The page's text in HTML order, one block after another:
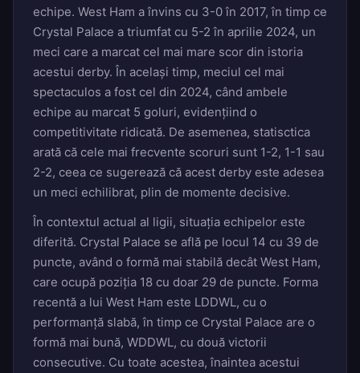
echipe. West Ham a învins cu 3-0 în 2017, în timp ce
Crystal Palace a triumfat cu 5-2 în aprilie 2024, un
meci care a marcat cel mai mare scor din istoria
acestui derby. În același timp, meciul cel mai
spectaculos a fost cel din 2024, când ambele
echipe au marcat 5 goluri, evidențiind o
competitivitate ridicată. De asemenea, statisctica
arată că cele mai frecvente scoruri sunt 1-2, 1-1 sau
2-2, ceea ce sugerează că acest derby este adesea
un meci echilibrat, plin de momente decisive.
În contextul actual al ligii, situația echipelor este
diferită. Crystal Palace se află pe locul 14 cu 39 de
puncte, având o formă mai stabilă decât West Ham,
care ocupă poziția 18 cu doar 29 de puncte. Forma
recentă a lui West Ham este LDDWL, cu o
performanță slabă, în timp ce Crystal Palace are o
formă mai bună, WDDWL, cu două victorii
consecutive. Cu toate acestea, înaintea acestui